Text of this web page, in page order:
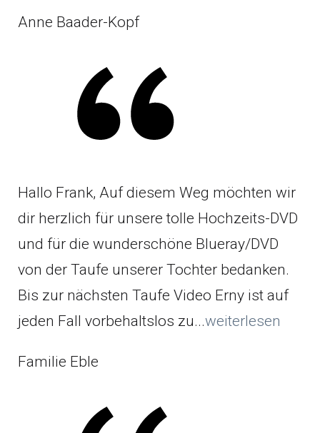
Anne Baader-Kopf
Hallo Frank, Auf diesem Weg möchten wir
dir herzlich für unsere tolle Hochzeits-DVD
und für die wunderschöne Blueray/DVD
von der Taufe unserer Tochter bedanken.
Bis zur nächsten Taufe Video Erny ist auf
jeden Fall vorbehaltslos zu...weiterlesen
Familie Eble